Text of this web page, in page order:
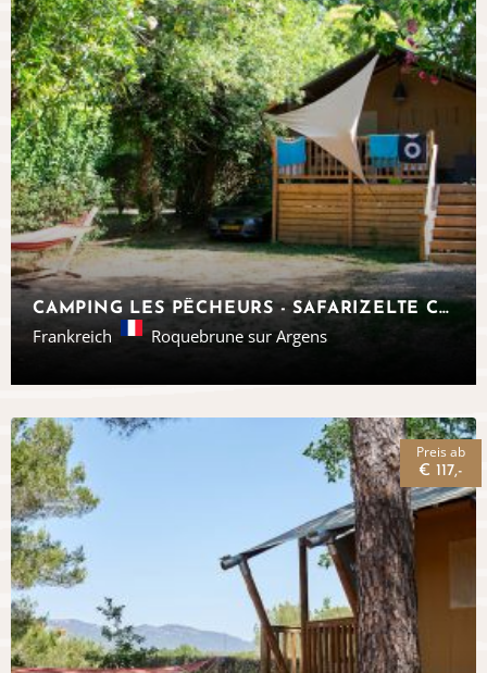
CAMPING LES PÊCHEURS - SAFARIZELTE CÔTE D‘AZUR
Frankreich Roquebrune sur Argens
Preis ab
€ 117,-